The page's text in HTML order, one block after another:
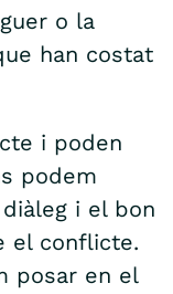
o la
han costat
i poden
podem
i el bon
el conflicte.
posar en el